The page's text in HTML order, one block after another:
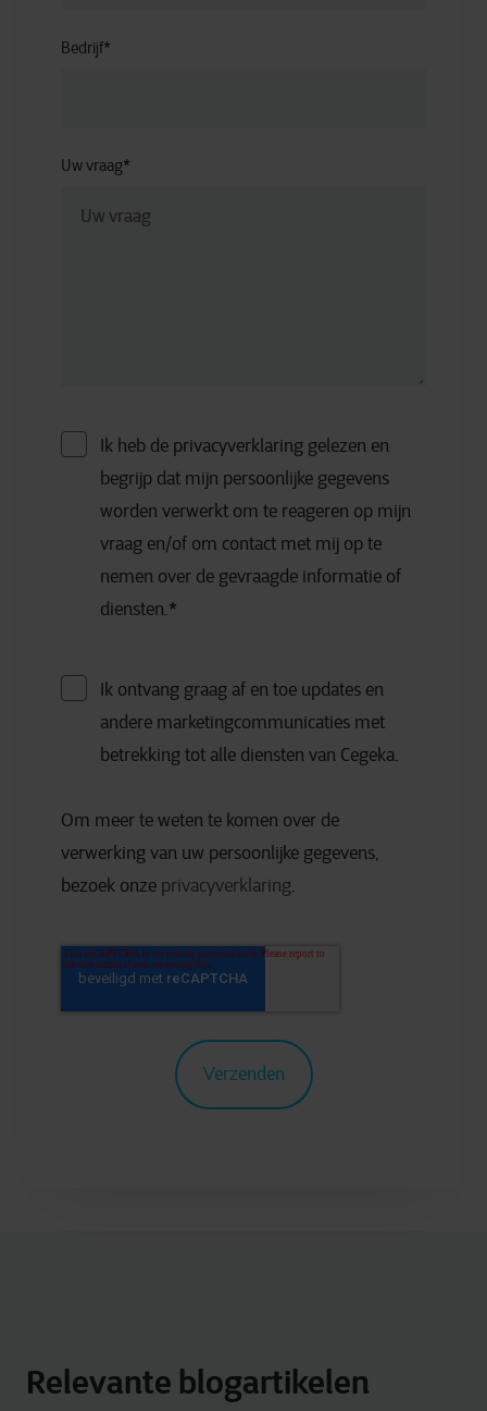
Bedrijf*
Uw vraag*
Ik heb de privacyverklaring gelezen en
begrijp dat mijn persoonlijke gegevens
worden verwerkt om te reageren op mijn
vraag en/of om contact met mij op te
nemen over de gevraagde informatie of
diensten. *
Ik ontvang graag af en toe updates en
andere marketingcommunicaties met
betrekking tot alle diensten van Cegeka.
Om meer te weten te komen over de
verwerking van uw persoonlijke gegevens,
bezoek onze privacyverklaring
Relevante blogartikelen